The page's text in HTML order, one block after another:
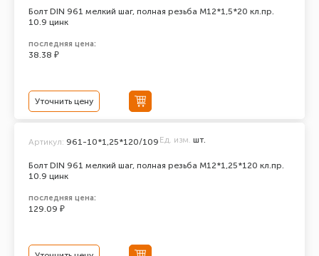
Болт DIN 961 мелкий шаг, полная резьба M12*1,5*20 кл.пр.
10.9 цинк
последняя цена:
38.38 ₽
Уточнить цену
Болт DIN 961 мелкий шаг, полная резьба M12*1,25*120 кл.пр.
10.9 цинк
Артикул: 961-10*1,25*120/109 Ед. изм. шт.
последняя цена:
129.09 ₽